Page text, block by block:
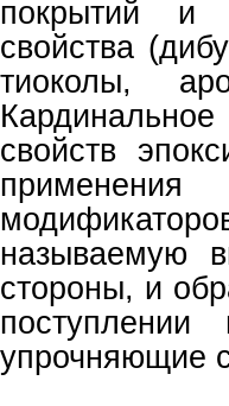
покрытий и
свойства
тиоколы,
свойств
применения
называемую
стороны, и
поступлении
упрочняющие